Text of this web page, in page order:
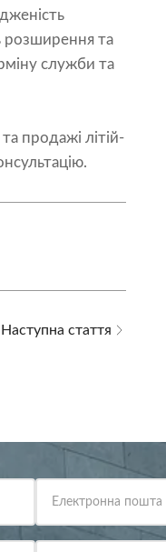
розширення та
служби та
продажі літій-
Наступна стаття
Електронна пошта